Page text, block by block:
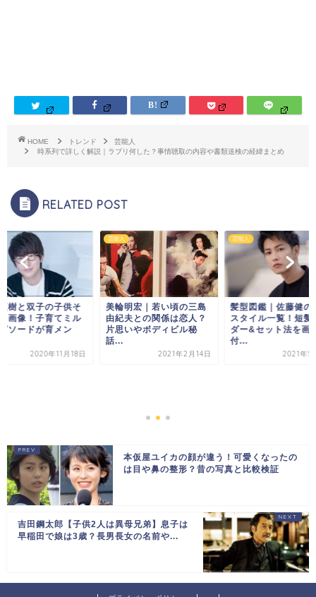
HOME トレンド
芸能人
時系列で詳しく解説｜ラブリ何した？事情聴取の内容や書類送検の経緯まとめ
RELATED POST
宏｜若い頃の三島
夫との関係は恋人？
いやボディビル秘
2021年2月14日
芸能人
髪型図鑑｜佐藤健のヘア
スタイル一覧！短髪オー
ダー&セット法を画像
付...
2021年5月30日
芸能人
花江夏樹と双子の
本仮屋ユイカの顔が違う！可愛くなったの
は目や鼻の整形？昔の写真と比較検証
吉田鋼太郎【子供2人は異母兄弟】息子は
早稲田で娘は3歳？長男長女の名前や...